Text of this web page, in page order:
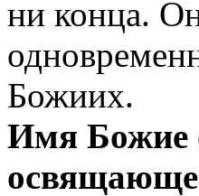
ни конца.
Божиих.
Имя Божие